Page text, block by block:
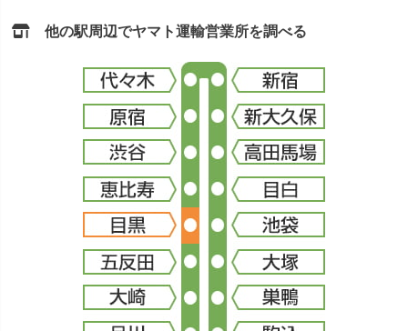
他の駅周辺でヤマト運輸営業所を調べる